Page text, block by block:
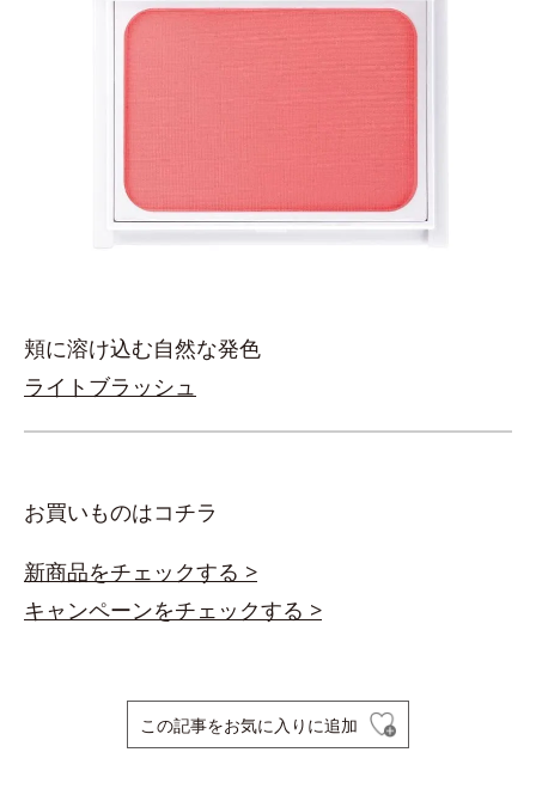
頬に溶け込む自然な発色
ライトブラッシュ
お買いものはコチラ
新商品をチェックする >
キャンペーンをチェックする >
この記事をお気に入りに追加